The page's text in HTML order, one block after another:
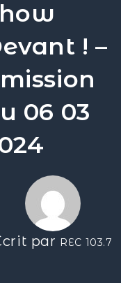
! –
06 03
par REC 103.7